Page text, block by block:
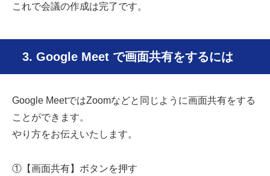
これで会議の作成は完了です。
3. Google Meet で画面共有をするには
Google MeetではZoomなどと同じように画面共有をする
ことができます。
やり方をお伝えいたします。
①【画面共有】ボタンを押す